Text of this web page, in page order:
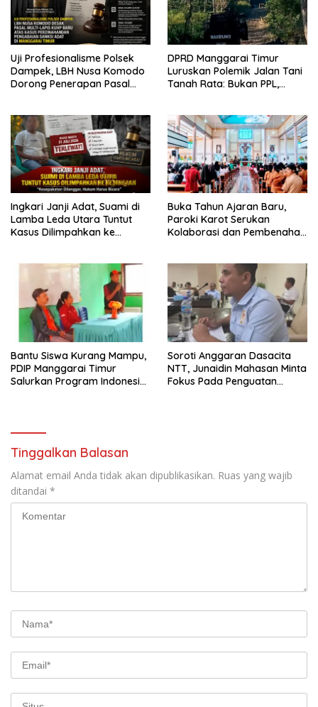
Uji Profesionalisme Polsek
Dampek, LBH Nusa Komodo
Dorong Penerapan Pasal
Pengabaian Sanksi Adat
DPRD Manggarai Timur
Luruskan Polemik Jalan Tani
Tanah Rata: Bukan PPL,
Ingkari Janji Adat, Suami di
Lamba Leda Utara Tuntut
Kasus Dilimpahkan ke
Buka Tahun Ajaran Baru,
Paroki Karot Serukan
Kolaborasi dan Pembenahan
Bantu Siswa Kurang Mampu,
PDIP Manggarai Timur
Salurkan Program Indonesia
Soroti Anggaran Dasacita
NTT, Junaidin Mahasan Minta
Fokus Pada Penguatan
Tinggalkan Balasan
Alamat email Anda tidak akan dipublikasikan. Ruas yang wajib
ditandai *